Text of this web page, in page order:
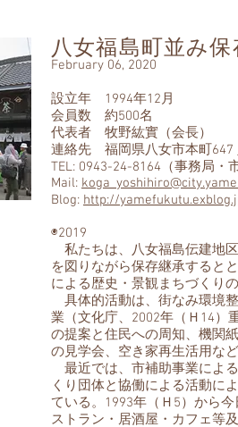
八女福島町並み保
February 06, 2020
設立年 1994年12月
会員数 約500名
代表者 牧野紘實（会長）
連絡先 福岡県八女市本町647
TEL: 0943-24-8164（事務局・
Mail:
Blog: http://
◉2019
私たちは、八女福島伝建地
を図りながら保存継承すると
による歴史・景観まちづくり
具体的活動は、街なみ環境
業（文化庁、2002年（Ｈ14）
の提案と住民への周知、機関
の見学会、空き家再生活用な
最近では、市補助事業によ
くり団体と協働による活動に
ている。1993年（Ｈ5）から
ストラン・居酒屋・カフェ等